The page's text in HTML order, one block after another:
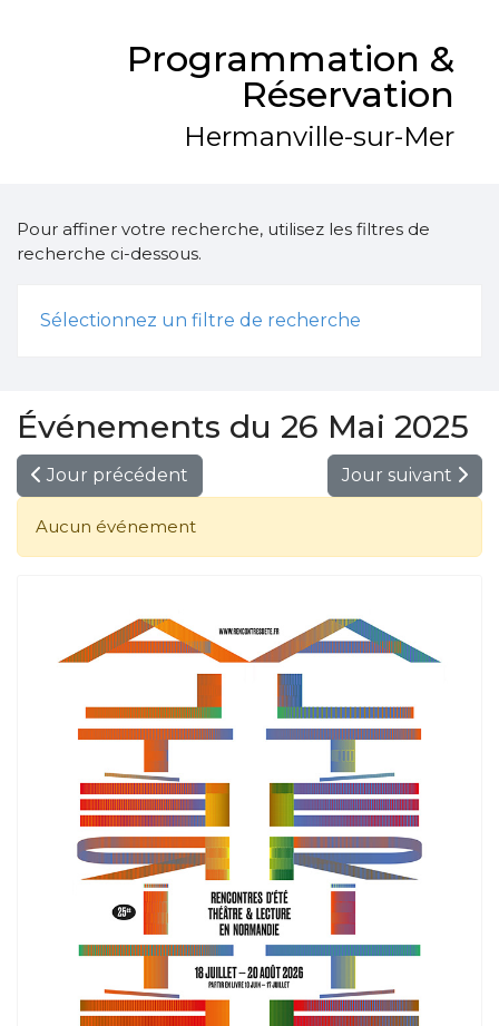
Programmation &
Réservation
Hermanville-sur-Mer
Pour affiner votre recherche, utilisez les filtres de
recherche ci-dessous.
Sélectionnez un filtre de recherche
Événements du 26 Mai 2025
Jour précédent Jour suivant
Aucun événement